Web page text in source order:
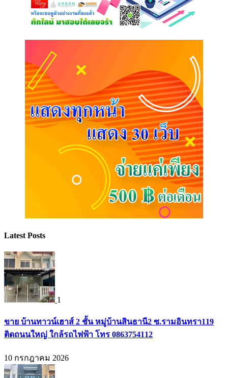
Latest Posts
1
ขาย บ้านทาวน์เฮาส์ 2 ชั้น หมู่บ้านสินธานี2 ซ.รามอินทรา119
ติดถนนใหญ่ ใกล้รถไฟฟ้า โทร 0863754112
10 กรกฎาคม 2026